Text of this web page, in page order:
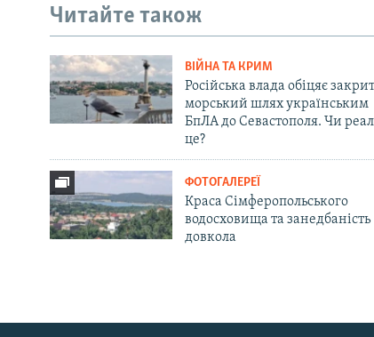
Русский
Читайте також
ВІЙНА ТА КРИМ
Російська влада обіцяє
морський шлях українським
БпЛА до Севастополя. Чи
це?
ФОТОГАЛЕРЕЇ
Краса Сімферопольського
водосховища та занедбаність
довкола